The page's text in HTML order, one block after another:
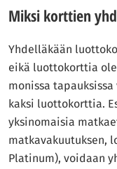
Miksi korttien
Yhdelläkään
eikä luottokorttia
monissa
kaksi luottokorttia.
yksinomaisia
matkavakuutuksen,
Platinum), voidaan